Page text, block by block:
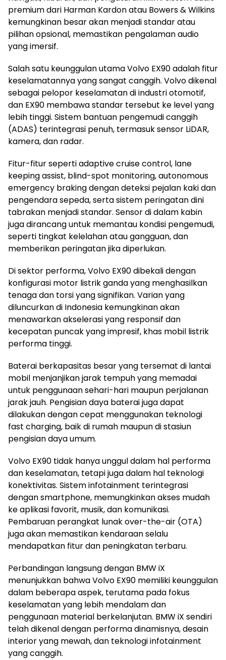
premium dari Harman Kardon atau Bowers & Wilkins
kemungkinan besar akan menjadi standar atau
pilihan opsional, memastikan pengalaman audio
yang imersif.
Salah satu keunggulan utama Volvo EX90 adalah fitur
keselamatannya yang sangat canggih. Volvo dikenal
sebagai pelopor keselamatan di industri otomotif,
dan EX90 membawa standar tersebut ke level yang
lebih tinggi. Sistem bantuan pengemudi canggih
(ADAS) terintegrasi penuh, termasuk sensor LiDAR,
kamera, dan radar.
Fitur-fitur seperti adaptive cruise control, lane
keeping assist, blind-spot monitoring, autonomous
emergency braking dengan deteksi pejalan kaki dan
pengendara sepeda, serta sistem peringatan dini
tabrakan menjadi standar. Sensor di dalam kabin
juga dirancang untuk memantau kondisi pengemudi,
seperti tingkat kelelahan atau gangguan, dan
memberikan peringatan jika diperlukan.
Di sektor performa, Volvo EX90 dibekali dengan
konfigurasi motor listrik ganda yang menghasilkan
tenaga dan torsi yang signifikan. Varian yang
diluncurkan di Indonesia kemungkinan akan
menawarkan akselerasi yang responsif dan
kecepatan puncak yang impresif, khas mobil listrik
performa tinggi.
Baterai berkapasitas besar yang tersemat di lantai
mobil menjanjikan jarak tempuh yang memadai
untuk penggunaan sehari-hari maupun perjalanan
jarak jauh. Pengisian daya baterai juga dapat
dilakukan dengan cepat menggunakan teknologi
fast charging, baik di rumah maupun di stasiun
pengisian daya umum.
Volvo EX90 tidak hanya unggul dalam hal performa
dan keselamatan, tetapi juga dalam hal teknologi
konektivitas. Sistem infotainment terintegrasi
dengan smartphone, memungkinkan akses mudah
ke aplikasi favorit, musik, dan komunikasi.
Pembaruan perangkat lunak over-the-air (OTA)
juga akan memastikan kendaraan selalu
mendapatkan fitur dan peningkatan terbaru.
Perbandingan langsung dengan BMW iX
menunjukkan bahwa Volvo EX90 memiliki keunggulan
dalam beberapa aspek, terutama pada fokus
keselamatan yang lebih mendalam dan
penggunaan material berkelanjutan. BMW iX sendiri
telah dikenal dengan performa dinamisnya, desain
interior yang mewah, dan teknologi infotainment
yang canggih.